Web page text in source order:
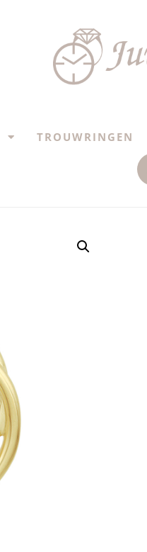
TROUWRINGEN